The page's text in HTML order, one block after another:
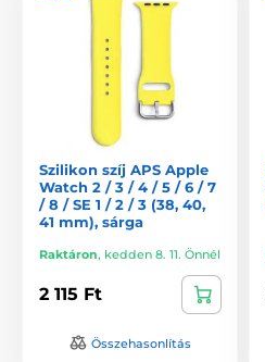
Szilikon szíj APS Apple
Watch 2 / 3 / 4 / 5 / 6 / 7
/ 8 / SE 1 / 2 / 3 (38, 40,
41 mm), sárga
Raktáron, kedden 8. 11. Önnél
2 115 Ft
Összehasonlítás